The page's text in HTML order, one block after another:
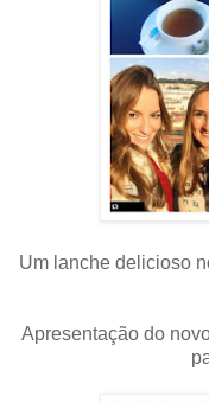
Um lanche delicioso
Apresentação do